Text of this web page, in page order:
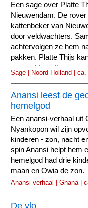
Een sage over Platte
Nieuwendam. De
kattenbeker van
door veldwachters.
achtervolgen ze hem
pakken. Platte Thijs
en weet te ontkomen.
Sage | Noord-Holland | ca.
Anansi leest de
hemelgod
Een anansi-verhaal uit
Nyankopon wil zijn
kinderen - zon, nacht
spin Anansi helpt hem
hemelgod had drie
maan en Owia de zon.
Anansi-verhaal | Ghana |
De vlo